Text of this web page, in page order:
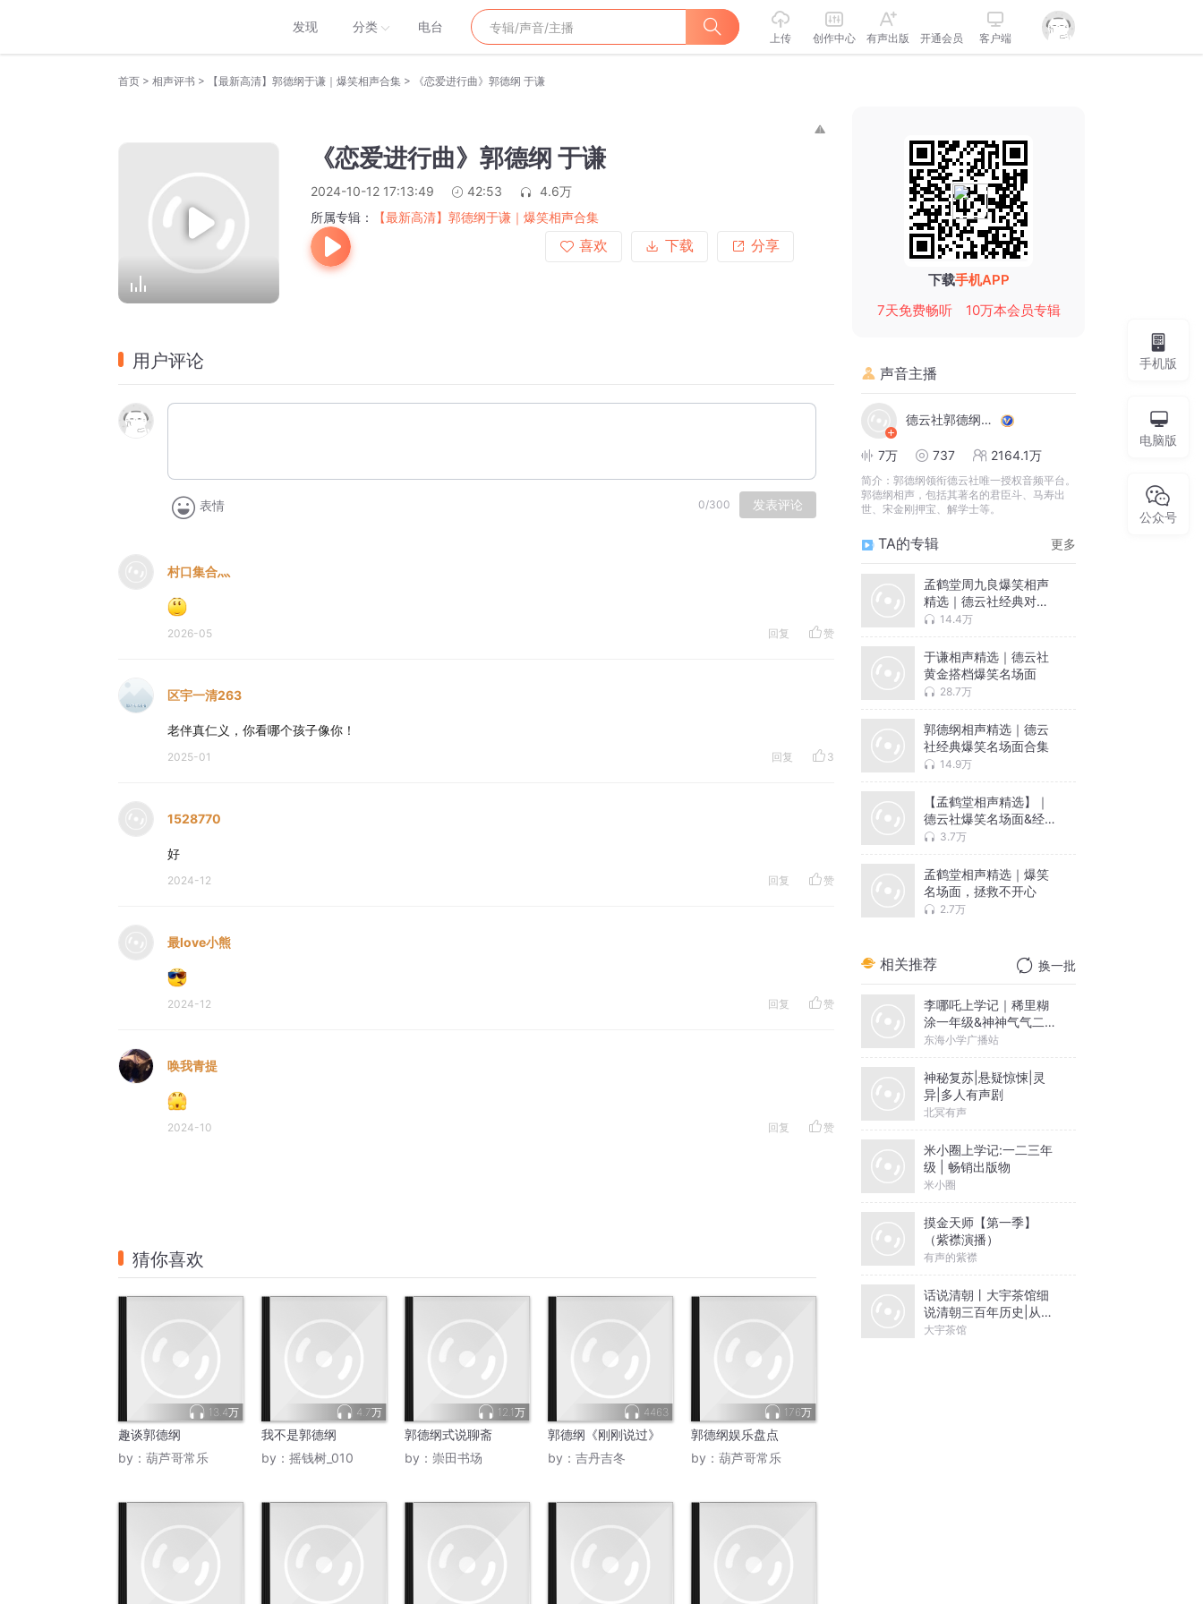
发现 分类 电台
上传 创作中心 有声出版 开通会员 客户端
首页 > 相声评书 > 【最新高清】郭德纲于谦｜爆笑相声合集 > 《恋爱进行曲》郭德纲 于谦
《恋爱进行曲》郭德纲 于谦
2024-10-12 17:13:49 42:53
4.6万
所属专辑：
【最新高清】郭德纲于谦｜爆笑相声合集
喜欢
下载 分享
用户评论
表情 0/300 发表评论
村口集合灬
2026-05 回复 赞
区宇一清263
老伴真仁义，你看哪个孩子像你！
2025-01 回复 3
1528770
好
2024-12 回复 赞
最love小熊
2024-12 回复 赞
唤我青提
2024-10 回复 赞
猜你喜欢
13.4万
趣谈郭德纲
by： 葫芦哥常乐
4.7万
我不是郭德纲
by： 摇钱树_010
12.1万
郭德纲式说聊斋
by： 崇田书场
4463
郭德纲《刚刚说过》
by： 吉丹吉冬
176万
郭德纲娱乐盘点
by： 葫芦哥常乐
下载手机APP
7天免费畅听
10万本会员专辑
声音主播
德云社郭德纲相声VIP
7万 737 2164.1万
简介： 郭德纲领衔德云社唯一授权音频平台。
郭德纲相声，包括其著名的君臣斗、马寿出
世、宋金刚押宝、解学士等。
TA的专辑 更多
孟鹤堂周九良爆笑相声
精选｜德云社经典对口
名段合集
14.4万
于谦相声精选｜德云社
黄金搭档爆笑名场面
28.7万
郭德纲相声精选｜德云
社经典爆笑名场面合集
14.9万
【孟鹤堂相声精选】｜
德云社爆笑名场面&经典
段子合集
3.7万
孟鹤堂相声精选｜爆笑
名场面，拯救不开心
2.7万
相关推荐 换一批
李哪吒上学记｜稀里糊
涂一年级&神神气气二年
级
东海小学广播站
神秘复苏|悬疑惊悚|灵
异|多人有声剧
北冥有声
米小圈上学记:一二三年
级 | 畅销出版物
米小圈
摸金天师【第一季】
（紫襟演播）
有声的紫襟
话说清朝丨大宇茶馆细
说清朝三百年历史|从努
尔哈赤到末代皇帝溥仪|
大宇茶馆
手机版
电脑版
公众号